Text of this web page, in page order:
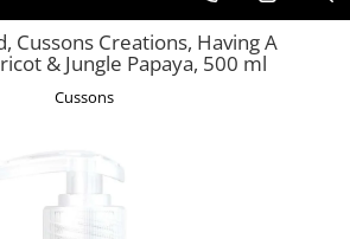
Masina
Cussons Creations, Having A
& Jungle Papaya, 500 ml
Cussons